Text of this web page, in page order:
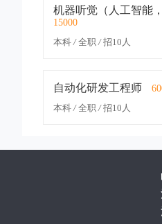
机器听觉（人工智能
15000
本科/ 全职/ 招10人
自动化研发工程师
本科/ 全职/ 招10人